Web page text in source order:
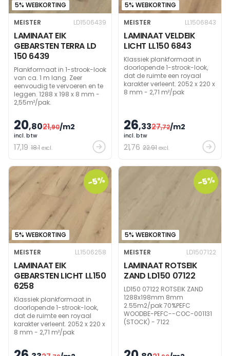
5% WEBKORTING
MEISTER
LD1506439
LAMINAAT EIK
GEBARSTEN TERRA LD
150 6439
Plankformaat in 1-strook-look
van ca. 1 m lang. Zeer
eenvoudig te vervoeren en te
leggen. 1288 x 198 x 8 mm -
2,55m²/pak.
20,8021,90/m2
incl. btw
17,19 18.1 excl.
5% WEBKORTING
MEISTER
LL1506843
LAMINAAT VELDEIK
LICHT LL150 6843
Klassiek plankformaat in
doorlopende 1-strook-look,
dat de ruimte een royaal
karakter verleent. 2052 x 220 x
8 mm - 2,71 m²/pak
26,3327,72/m2
incl. btw
21,76 22.91 excl.
-5%
5% WEBKORTING
MEISTER
LL1506258
LAMINAAT EIK
GEBARSTEN LICHT LL150
6258
Klassiek plankformaat in
doorlopende 1-strook-look,
dat de ruimte een royaal
karakter verleent. 2052 x 220 x
8 mm - 2,71 m²/pak
-5%
5% WEBKORTING
MEISTER
LD1507122
LAMINAAT ROTSEIK
ZAND LD150 07122
LD150 07122 ROTSEIK ZAND
1288x198mm 8mm
2.55m2/pak 70%PEFC
WOODBE-PEFC--COC-001131
(STOCK) - 7122